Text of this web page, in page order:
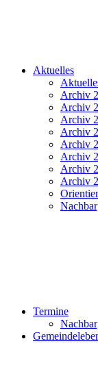
Aktuelles
Archiv
Archiv
Archiv
Archiv
Archiv
Archiv
Archiv
Archiv
Termine